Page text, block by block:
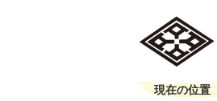
現在の位置